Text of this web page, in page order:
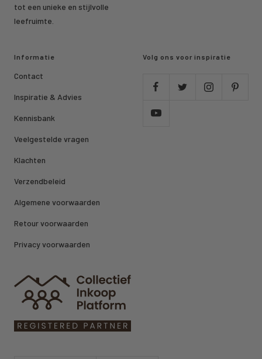
tot een unieke en stijlvolle
leefruimte.
Informatie
Contact
Inspiratie & Advies
Kennisbank
Veelgestelde vragen
Klachten
Verzendbeleid
Algemene voorwaarden
Retour voorwaarden
Privacy voorwaarden
Volg ons voor inspiratie